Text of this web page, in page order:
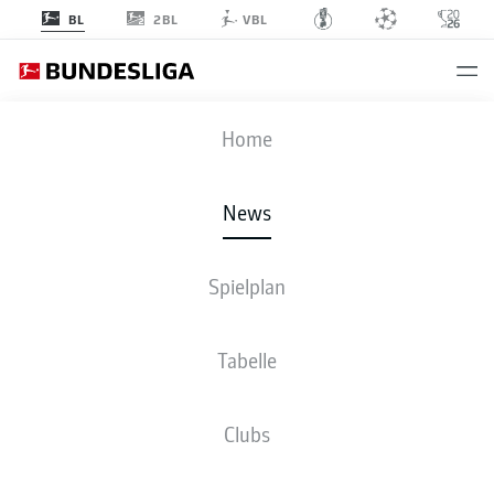
BL 2BL VBL
Home
News
Spielplan
Tabelle
Clubs
Große Jubelei: Der rote Brustring spielt nächste Saison CL!